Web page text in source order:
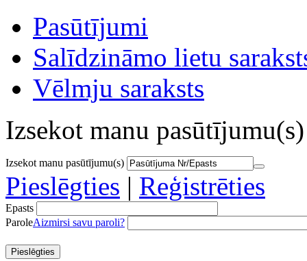
Pasūtījumi
Salīdzināmo lietu
Vēlmju saraksts
Izsekot manu pasūtījumu(s)
Izsekot manu pasūtījumu(s)
Pieslēgties | Reģistrēties
Epasts
ParoleAizmirsi savu paroli?